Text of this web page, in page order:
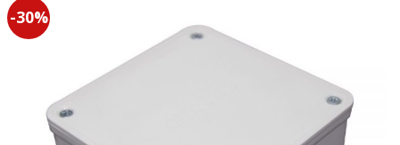
-30%